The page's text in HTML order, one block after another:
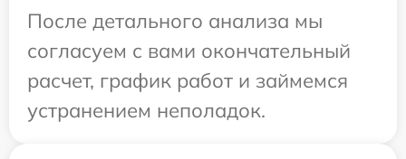
После детального анализа мы
согласуем с вами окончательный
расчет, график работ и займемся
устранением неполадок.